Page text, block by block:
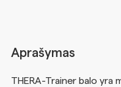
Aprašymas
THERA-Trainer balo yra